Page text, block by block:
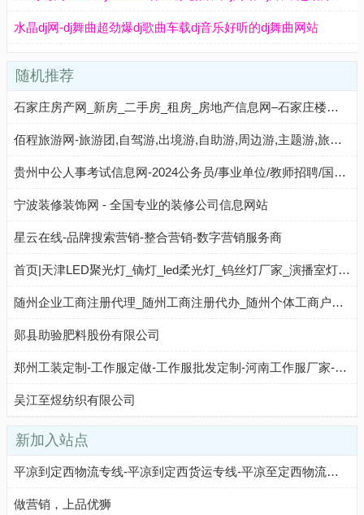
水晶dj网-dj舞曲超劲爆dj歌曲车载dj音乐好听的dj舞曲网站
随机推荐
石家庄房产网_新房_二手房_租房_房地产信息网–石家庄楼盘网
佰程旅游网-旅游团,自驾游,出境游,自助游,周边游,主题游,旅游线路推荐,中国旅游网站
贵州中公人事考试信息网-2024公务员/事业单位/教师招聘/国企招聘培训-贵州中公教育网
宁波装修装饰网 - 全国专业的装修公司信息网站
星云在线-品牌搜索营销-整合营销-数字营销服务商
首页|天津LED聚光灯_镝灯_led柔光灯_钨丝灯厂家_演播室灯光工程_会议室灯光工程设计安装调试服务_影视团播灯光工程_天津德瑞斯影视器材有限公司
随州企业工商注册代理_随州工商注册代办_随州个体工商户注册-随州工商注册代理代办公司
郧县助验肥料股份有限公司
郑州工装定制-工作服定做-工作服批发定制-河南工作服厂家-河南林语服饰有限公司
吴江至煜纺织有限公司
新加入站点
平凉到定西物流专线-平凉到定西货运专线-平凉至定西物流公司-就发物流网
做营销，上品优狮